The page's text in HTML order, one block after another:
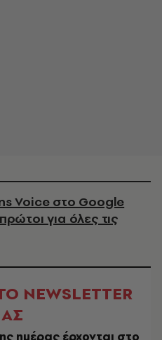
Voice στο Google
για όλες τις
NEWSLETTER
ημέρας έρχονται στο